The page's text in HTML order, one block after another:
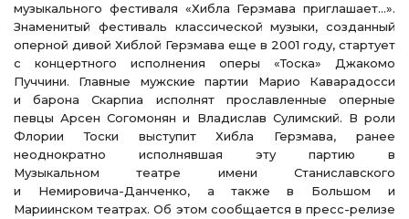
музыкального фестиваля «Хибла Герзмава приглашает…».
Знаменитый фестиваль классической музыки, созданный
оперной дивой Хиблой Герзмава еще в 2001 году, стартует
с концертного исполнения оперы «Тоска» Джакомо
Пуччини. Главные мужские партии Марио Каварадосси
и барона Скарпиа исполнят прославленные оперные
певцы Арсен Согомонян и Владислав Сулимский. В роли
Флории Тоски выступит Хибла Герзмава, ранее
неоднократно исполнявшая эту партию в
Музыкальном театре имени Станиславского
и Немировича-Данченко, а также в Большом и
Мариинском театрах. Об этом сообщается в пресс-релизе